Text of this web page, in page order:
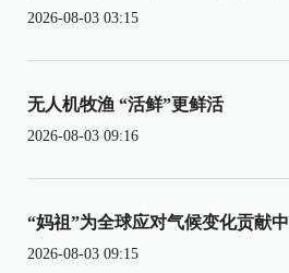
2026-08-03 03:15
无人机牧渔 “活鲜”更鲜活
2026-08-03 09:16
“妈祖”为全球应对气候变化贡献
2026-08-03 09:15